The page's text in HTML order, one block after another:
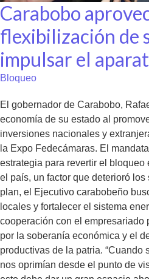
Carabobo
flexibilización de
impulsar el
Bloqueo
El gobernador de Carabobo,
economía de su estado al
inversiones nacionales y
la Expo Fedecámaras. El
estrategia para revertir el
el país, un factor que deterioró
plan, el Ejecutivo carabobeño
locales y fortalecer el sistema
cooperación con el empresariado
por la soberanía económica y el
productivas de la patria.
nos oprimían desde el punto de